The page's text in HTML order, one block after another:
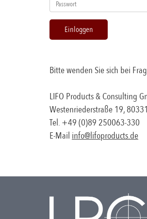
Einloggen
Bitte wenden Sie sich bei
LIFO Products & Consulting
Westenriederstraße 19,
Tel. +49 (0)89 250063-330
E-Mail info@lifoproducts.de